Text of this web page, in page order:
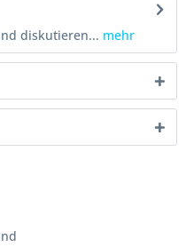
diskutieren... mehr